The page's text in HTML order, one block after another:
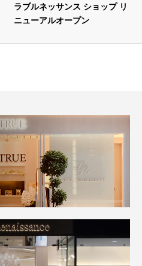
ラブルネッサンス ショップ リ
ニューアルオープン